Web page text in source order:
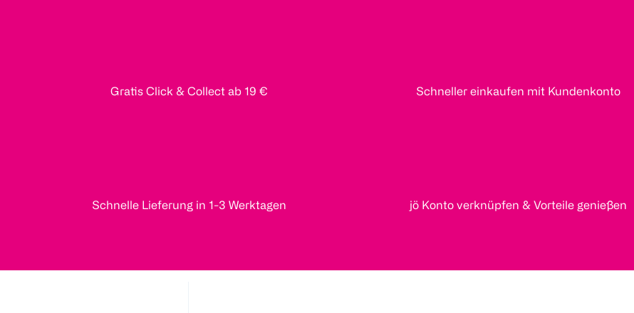
Gratis Click & Collect ab 19 € Schneller einkaufen mit Kundenkonto
Schnelle Lieferung in 1-3 Werktagen jö Konto verknüpfen & Vorteile genießen